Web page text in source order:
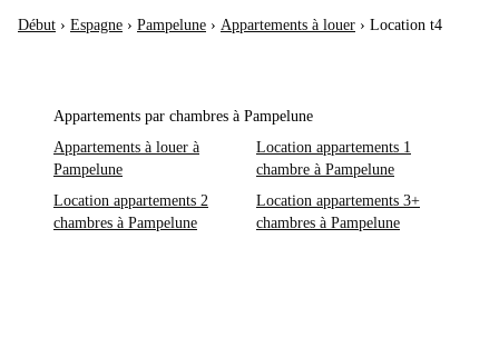
Début › Espagne › Pampelune › Appartements à louer › Location t4
Appartements par chambres à Pampelune
Appartements à louer à
Pampelune
Location appartements 1
chambre à Pampelune
Location appartements 2
chambres à Pampelune
Location appartements 3+
chambres à Pampelune